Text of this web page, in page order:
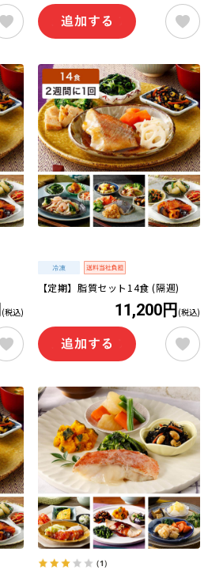
(税込)
【定期】脂質セット14食 (隔週)
11,200円 (税込)
（1）